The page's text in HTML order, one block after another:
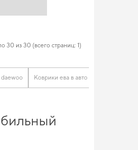
30 из 30 (всего страниц: 1)
daewoo Коврики ева в авто